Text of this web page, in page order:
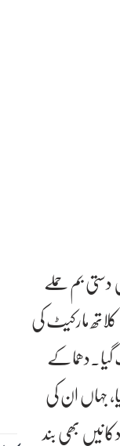
بم حملے
کلاتھ مارکیٹ کی
جہاں ان کی
بھی بند